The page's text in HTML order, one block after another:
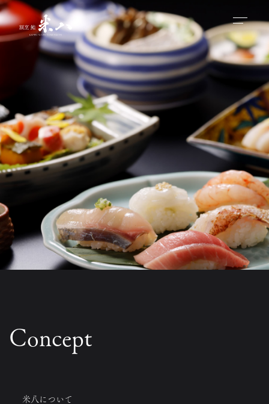
Concept
米八について